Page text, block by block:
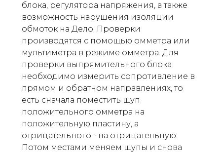
блока, регулятора напряжения, а также
возможность нарушения изоляции
обмоток на Дело. Проверки
производятся с помощью омметра или
мультиметра в режиме омметра. Для
проверки выпрямительного блока
необходимо измерить сопротивление в
прямом и обратном направлениях, то
есть сначала поместить щуп
положительного омметра на
положительную пластину, а
отрицательного - на отрицательную.
Потом местами меняем щупы и снова